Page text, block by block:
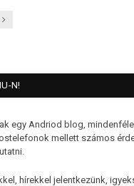
Next
N!
egy Andriod blog,
mellett számos
hírekkel jelentkezünk,